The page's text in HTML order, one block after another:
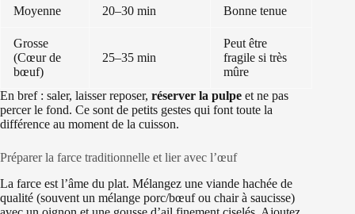
Moyenne 20–30 min Bonne tenue
Grosse
(Cœur de
bœuf)
25–35 min
Peut être
fragile si très
mûre
En bref : saler, laisser reposer, réserver la pulpe et ne pas
percer le fond. Ce sont de petits gestes qui font toute la
différence au moment de la cuisson.
Préparer la farce traditionnelle et lier avec l’œuf
La farce est l’âme du plat. Mélangez une viande hachée de
qualité (souvent un mélange porc/bœuf ou chair à saucisse)